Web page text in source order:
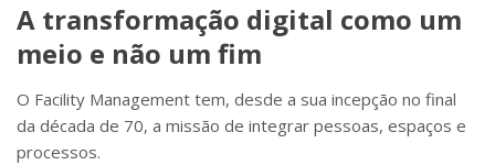
A transformação digital como um
meio e não um fim
O Facility Management tem, desde a sua incepção no final
da década de 70, a missão de integrar pessoas, espaços e
processos.